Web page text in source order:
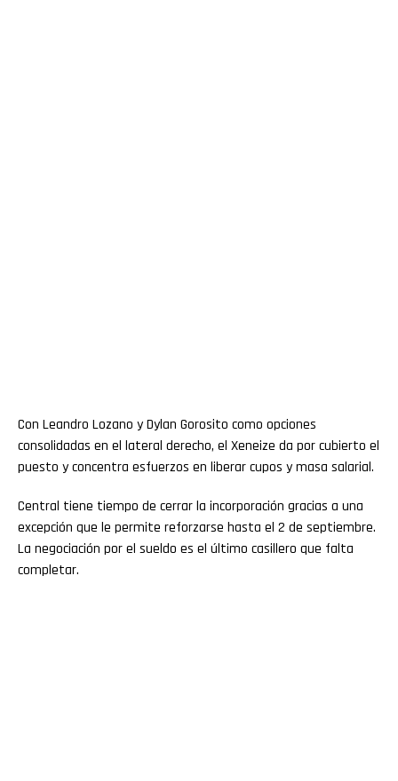
Con Leandro Lozano y Dylan Gorosito como opciones
consolidadas en el lateral derecho, el Xeneize da por cubierto el
puesto y concentra esfuerzos en liberar cupos y masa salarial.
Central tiene tiempo de cerrar la incorporación gracias a una
excepción que le permite reforzarse hasta el 2 de septiembre.
La negociación por el sueldo es el último casillero que falta
completar.